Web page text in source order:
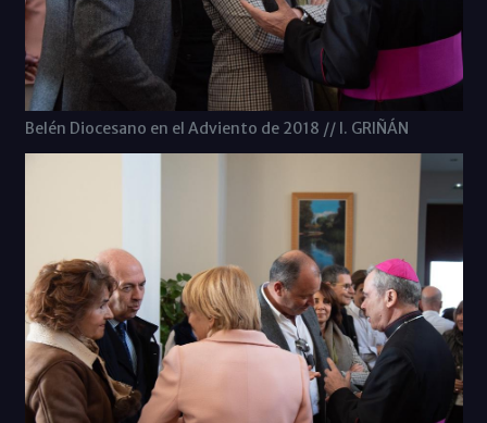
Belén Diocesano en el Adviento de 2018 // I. GRIÑÁN